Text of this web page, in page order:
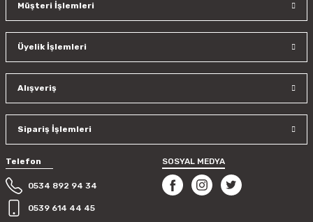
Ürün resmi kalitesiz, bozuk veya görüntülenemiyor.
Ürün bilgilerinde hatalar bulunuyor.
Bu ürüne benzer farklı alternatifler olmalı.
Gönder
Müşteri İşlemleri
Üyelik İşlemleri
Alışveriş
Sipariş İşlemleri
Telefon
0534 892 94 34
0539 614 44 45
SOSYAL MEDYA